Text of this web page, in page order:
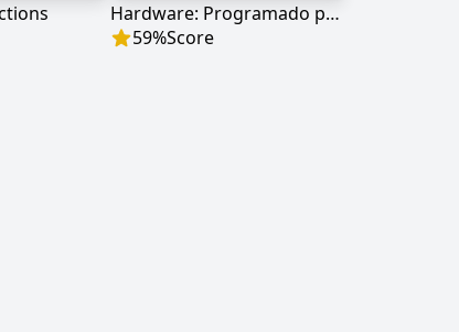
Hardware: Programado para matar
59%Score